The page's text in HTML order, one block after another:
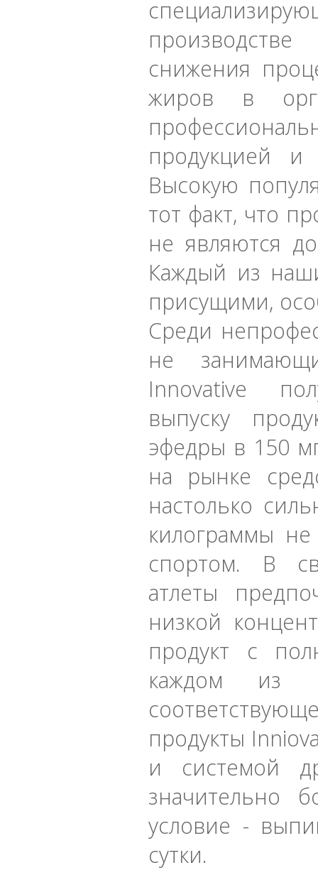
снижения
жиров в
продукцией и
Высокую
тот факт, что
не являются
Каждый из
присущими,
Среди
не
Innovative
выпуску
эфедры в 150
на рынке
настолько
килограммы не
спортом. В
атлеты
низкой
продукт с
каждом из
продукты
и системой
значительно
условие -
сутки.